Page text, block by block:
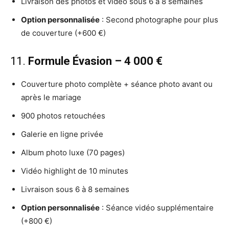
Option personnalisée : Second photographe pour plus
de couverture (+600 €)
11. Formule Évasion – 4 000 €
Couverture photo complète + séance photo avant ou
après le mariage
900 photos retouchées
Galerie en ligne privée
Album photo luxe (70 pages)
Vidéo highlight de 10 minutes
Livraison sous 6 à 8 semaines
Option personnalisée : Séance vidéo supplémentaire
(+800 €)